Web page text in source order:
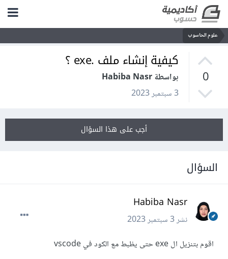
علوم الحاسوب
0
كيفية إنشاء ملف .exe ؟
بواسطة Habiba Nasr
3 سبتمبر 2023
أجب على هذا السؤال
السؤال
Habiba Nasr
نشر3 سبتمبر 2023
اقوم بتنزيل ال exe حتى يظبط مع الكود في vscode